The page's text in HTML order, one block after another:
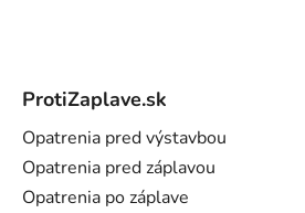
ProtiZaplave.sk
Opatrenia pred výstavbou
Opatrenia pred záplavou
Opatrenia po záplave